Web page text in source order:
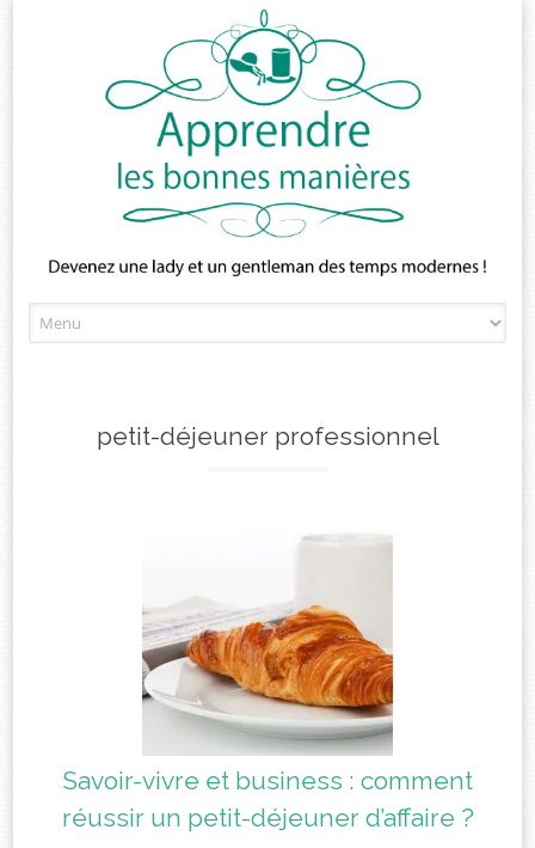
to
petit-déjeuner professionnel
Savoir-vivre et business : comment
réussir un petit-déjeuner d’affaire ?